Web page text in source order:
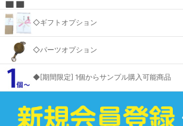
◇ギフトオプション
◇パーツオプション
◆[期間限定] 1個からサンプル購入可能商品